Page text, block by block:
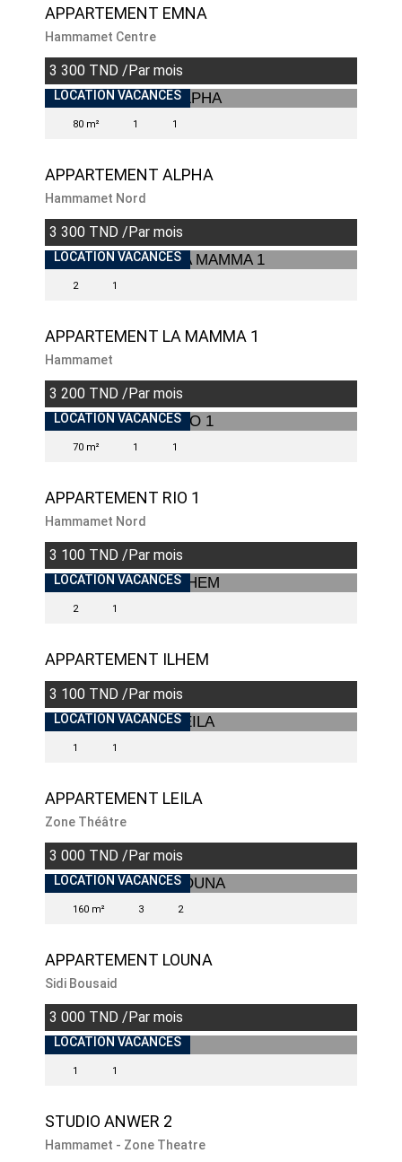
APPARTEMENT EMNA
Hammamet Centre
3 300 TND /Par mois
LOCATION VACANCES
80 m² 1 1
APPARTEMENT ALPHA
Hammamet Nord
3 300 TND /Par mois
LOCATION VACANCES
2 1
APPARTEMENT LA MAMMA 1
Hammamet
3 200 TND /Par mois
LOCATION VACANCES
70 m² 1 1
APPARTEMENT RIO 1
Hammamet Nord
3 100 TND /Par mois
LOCATION VACANCES
2 1
APPARTEMENT ILHEM
3 100 TND /Par mois
LOCATION VACANCES
1 1
APPARTEMENT LEILA
Zone Théâtre
3 000 TND /Par mois
INDISPONIBLE
LOCATION VACANCES
160 m² 3 2
APPARTEMENT LOUNA
Sidi Bousaid
3 000 TND /Par mois
INDISPONIBLE
LOCATION VACANCES
1 1
STUDIO ANWER 2
Hammamet - Zone Theatre